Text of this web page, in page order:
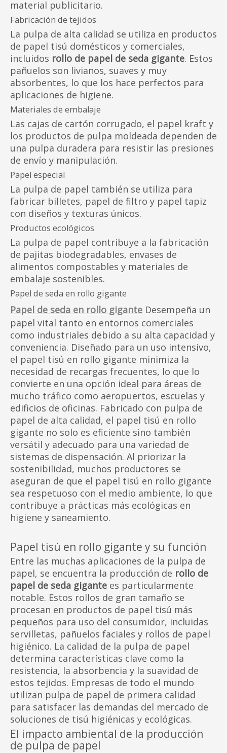
material publicitario.
Fabricación de tejidos
La pulpa de alta calidad se utiliza en productos
de papel tisú domésticos y comerciales,
incluidos rollo de papel de seda gigante. Estos
pañuelos son livianos, suaves y muy
absorbentes, lo que los hace perfectos para
aplicaciones de higiene.
Materiales de embalaje
Las cajas de cartón corrugado, el papel kraft y
los productos de pulpa moldeada dependen de
una pulpa duradera para resistir las presiones
de envío y manipulación.
Papel especial
La pulpa de papel también se utiliza para
fabricar billetes, papel de filtro y papel tapiz
con diseños y texturas únicos.
Productos ecológicos
La pulpa de papel contribuye a la fabricación
de pajitas biodegradables, envases de
alimentos compostables y materiales de
embalaje sostenibles.
Papel de seda en rollo gigante
Papel de seda en rollo gigante Desempeña un
papel vital tanto en entornos comerciales
como industriales debido a su alta capacidad y
conveniencia. Diseñado para un uso intensivo,
el papel tisú en rollo gigante minimiza la
necesidad de recargas frecuentes, lo que lo
convierte en una opción ideal para áreas de
mucho tráfico como aeropuertos, escuelas y
edificios de oficinas. Fabricado con pulpa de
papel de alta calidad, el papel tisú en rollo
gigante no solo es eficiente sino también
versátil y adecuado para una variedad de
sistemas de dispensación. Al priorizar la
sostenibilidad, muchos productores se
aseguran de que el papel tisú en rollo gigante
sea respetuoso con el medio ambiente, lo que
contribuye a prácticas más ecológicas en
higiene y saneamiento.
Papel tisú en rollo gigante y su función
Entre las muchas aplicaciones de la pulpa de
papel, se encuentra la producción de rollo de
papel de seda gigante es particularmente
notable. Estos rollos de gran tamaño se
procesan en productos de papel tisú más
pequeños para uso del consumidor, incluidas
servilletas, pañuelos faciales y rollos de papel
higiénico. La calidad de la pulpa de papel
determina características clave como la
resistencia, la absorbencia y la suavidad de
estos tejidos. Empresas de todo el mundo
utilizan pulpa de papel de primera calidad
para satisfacer las demandas del mercado de
soluciones de tisú higiénicas y ecológicas.
El impacto ambiental de la producción
de pulpa de papel